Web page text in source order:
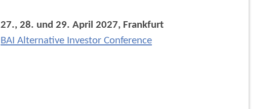
27., 28. und 29. April 2027, Frankfurt
BAI Alternative Investor Conference